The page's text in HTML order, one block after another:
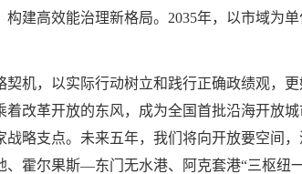
建高效能治理新格局。2035年，以市域为
契机，以实际行动树立和践行正确政绩观，
改革开放的东风，成为全国首批沿海开放
略支点。未来五年，我们将向开放要空间
霍尔果斯—东门无水港、阿克套港“三枢纽